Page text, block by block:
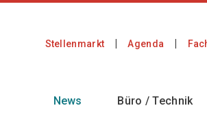
Stellenmarkt Agenda
News Büro / Technik